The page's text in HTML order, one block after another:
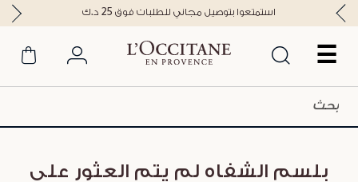
☰
استمتعوا بتوصيل مجاني للطلبات فوق 25 د.ك
بلسم الشفاه لم يتم العثور على